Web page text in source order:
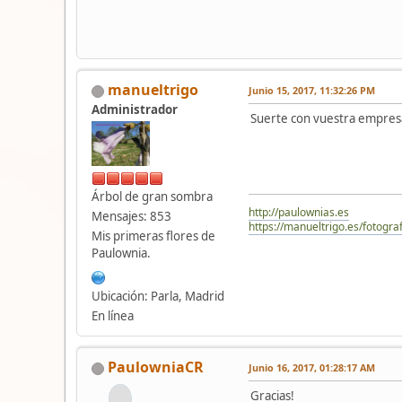
manueltrigo
Administrador
Árbol de gran sombra
Mensajes: 853
Mis primeras flores de
Paulownia.
Ubicación: Parla, Madrid
En línea
Junio 15, 2017, 11:32:26 PM
Suerte con vuestra
http://paulownias.es
https://manueltrigo.es/
PaulowniaCR Junio 16, 2017, 01:28:17 AM
Gracias!